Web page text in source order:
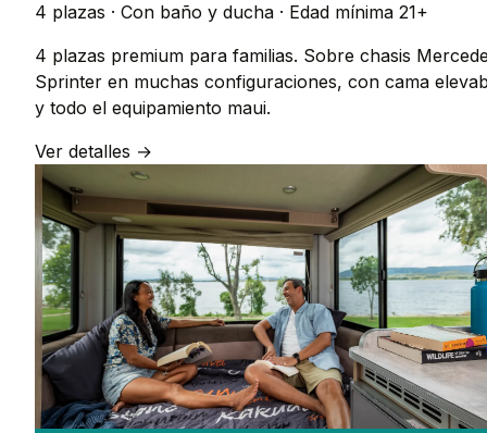
4 plazas · Con baño y ducha · Edad mínima 21+
4 plazas premium para familias. Sobre chasis
Sprinter en muchas configuraciones, con cama
y todo el equipamiento maui.
Ver detalles →